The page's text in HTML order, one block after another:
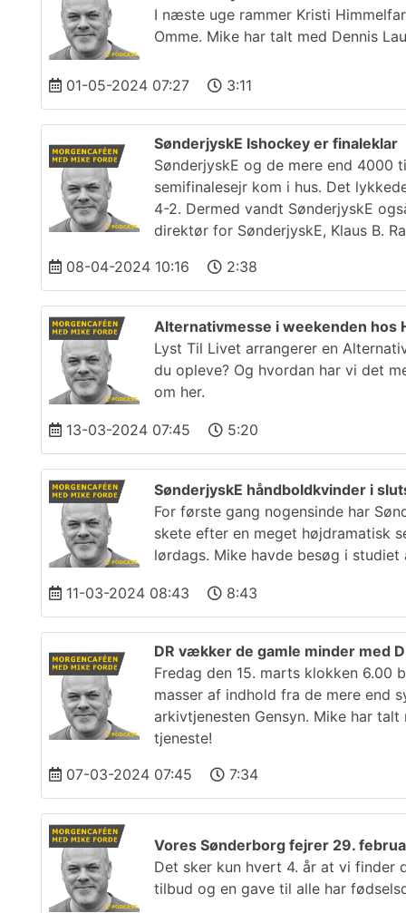
I næste uge rammer Kristi
Omme. Mike har talt med Dennis
01-05-2024 07:27 3:11
SønderjyskE Ishockey er finaleklar
SønderjyskE og de mere end 4000
semifinalesejr kom i hus. Det
4-2. Dermed vandt SønderjyskE
direktør for SønderjyskE, Klaus B.
08-04-2024 10:16
2:38
Alternativmesse i weekenden hos
Lyst Til Livet arrangerer en
du opleve? Og hvordan har vi det
om her.
13-03-2024 07:45 5:20
SønderjyskE håndboldkvinder i
For første gang nogensinde har
skete efter en meget højdramatisk
lørdags. Mike havde besøg i
11-03-2024 08:43 8:43
DR vækker de gamle minder med
Fredag den 15. marts klokken 6.00
masser af indhold fra de mere end
arkivtjenesten Gensyn. Mike har
tjeneste!
07-03-2024 07:45
7:34
Vores Sønderborg fejrer 29.
Det sker kun hvert 4. år at vi finder
tilbud og en gave til alle har